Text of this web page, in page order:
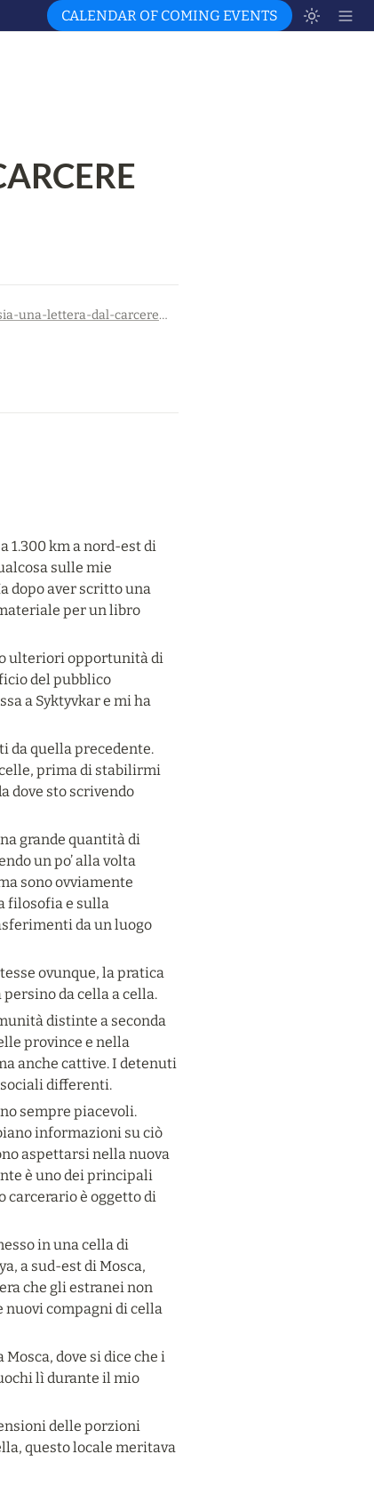
CALENDAR OF COMING EVENTS
https://andream94.wordpress.com/2024/04/03/russia-una-lettera-dal-carcere-di-boris-kagarlitsky/?fbclid=IwAR3o2zBOCfYFTSvpnR8eEbhk0TYsIKjej7lGKpUqz7HdBgKQWFH1LecuINo_aem_AWrp36mq58o03okQu5LVLYFQx-4NHb5klDhiiIU333olXsT3DtoWX_UgaUho04I9Jfp-h49-8YTfLO7KIOd5IXI5
1.300 km a nord-est di
sulle mie
dopo aver scritto una
per un libro
ulteriori opportunità di
del pubblico
a Syktyvkar e mi ha
da quella precedente.
prima di stabilirmi
dove sto scrivendo
grande quantità di
un po’ alla volta
sono ovviamente
filosofia e sulla
da un luogo
ovunque, la pratica
da cella a cella.
distinte a seconda
province e nella
anche cattive. I detenuti
differenti.
sempre piacevoli.
informazioni su ciò
aspettarsi nella nuova
è uno dei principali
carcerario è oggetto di
in una cella di
a sud-est di Mosca,
che gli estranei non
compagni di cella
dove si dice che i
lì durante il mio
delle porzioni
questo locale meritava